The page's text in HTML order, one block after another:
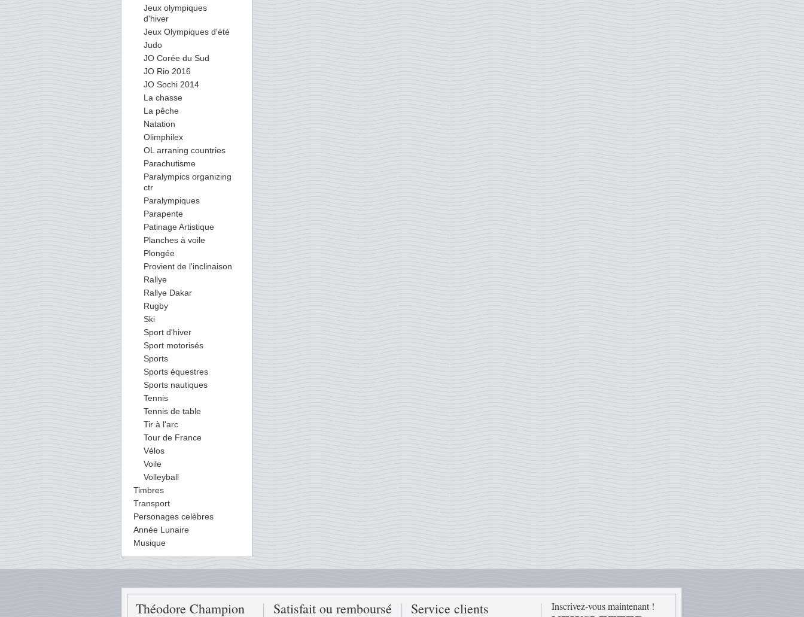
Jeux olympiques
d'hiver
Jeux Olympiques d'été
Judo
JO Corée du Sud
JO Rio 2016
JO Sochi 2014
La chasse
La pêche
Natation
Olimphilex
OL arraning countries
Parachutisme
Paralympics organizing
ctr
Paralympiques
Parapente
Patinage Artistique
Planches à voile
Plongée
Provient de l'inclinaison
Rallye
Rallye Dakar
Rugby
Ski
Sport d'hiver
Sport motorisés
Sports
Sports équestres
Sports nautiques
Tennis
Tennis de table
Tir à l'arc
Tour de France
Vélos
Voile
Volleyball
Timbres
Transport
Personages celèbres
Année Lunaire
Musique
Théodore Champion
Satisfait ou remboursé
Service clients
Inscrivez-vous maintenant !